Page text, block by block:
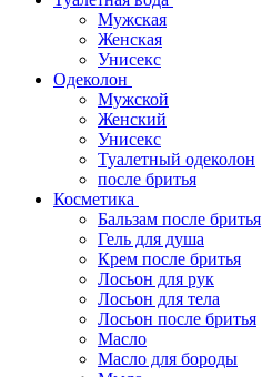
Мужская
Женская
Унисекс
Одеколон
Мужской
Женский
Унисекс
Туалетный одеколон
после бритья
Косметика
Бальзам после бритья
Гель для душа
Крем после бритья
Лосьон для рук
Лосьон для тела
Лосьон после бритья
Масло
Масло для бороды